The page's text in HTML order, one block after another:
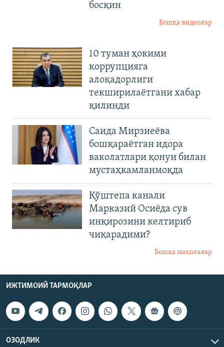
босқин
Бошқа видеолар
10 туман ҳокими
коррупцияга
алоқадорлиги
текширилаётгани хабар
қилинди
Саида Мирзиеёва
бошқараётган идора
ваколатлари қонун билан
мустаҳкамланмоқда
Қўштепа канали
Марказий Осиёда сув
инқирозини келтириб
чиқарадими?
Бошқа мақолалар
ИЖТИМОИЙ ТАРМОҚЛАР
ОЗОДЛИК